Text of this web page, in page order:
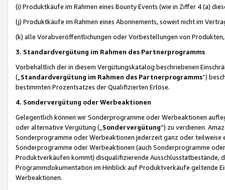
(i) Produktkäufe im Rahmen eines Bounty Events (wie in Ziffer 4 (a)
(j) Produktkäufe im Rahmen eines Abonnements, soweit nicht im
(k) alle Vorabveröffentlichungen oder Vorbestellungen von
3. Standardvergütung im Rahmen des Partnerprogramms
Vorbehaltlich der in diesem Vergütungskatalog beschriebenen
(„ Standardvergütung im Rahmen des Partnerprogramms“)
bestimmten Prozentsatzes der Qualifizierten Erlöse.
4. Sondervergütung oder Werbeaktionen
Gelegentlich können wir Sonderprogramme oder Werbeaktionen
oder alternative Vergütung („ Sondervergütung”) zu verdienen.
Sonderprogramme oder Werbeaktionen jederzeit ganz oder
Sonderprogramme oder Werbeaktionen (auch Sonderprogramme
Produktverkäufen kommt) disqualifizierende Ausschlusstatbestände,
Programmdokumentation im Hinblick auf Produktverkäufe geltende
Werbeaktionen.